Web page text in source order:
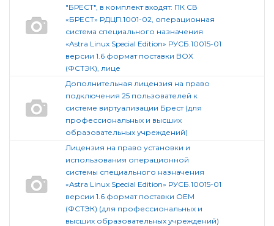
"БРЕСТ", в комплект входят: ПК СВ
«БРЕСТ» РДЦП.1001-02, операционная
система специального назначения
«Astra Linux Special Edition» РУСБ.10015-01
версии 1.6 формат поставки BOX
(ФСТЭК), лице
Дополнительная лицензия на право
подключения 25 пользователей к
системе виртуализации Брест (для
профессиональных и высших
образовательных учреждений)
Лицензия на право установки и
использования операционной
системы специального назначения
«Astra Linux Special Edition» РУСБ.10015-01
версии 1.6 формат поставки ОЕМ
(ФСТЭК) (для профессиональных и
высших образовательных учреждений)